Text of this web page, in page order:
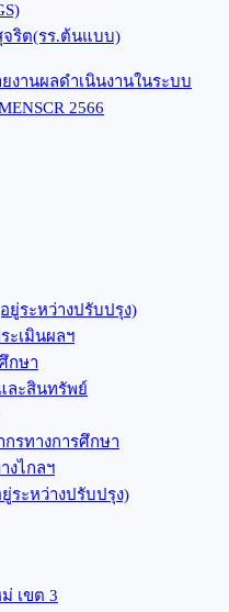
จริต(รร.ต้นแบบ)
งานผลดำเนินงานในระบบ
2566
ยู่ระหว่างปรับปรุง)
ะเมินผลฯ
กษา
ละสินทรัพย์
รทางการศึกษา
งไกลฯ
ระหว่างปรับปรุง)
เขต 3